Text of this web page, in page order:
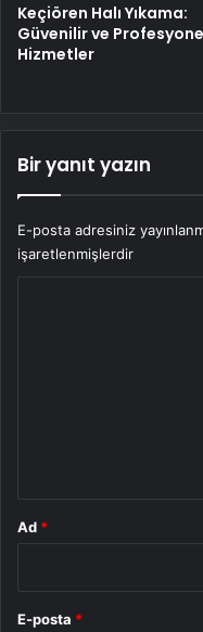
Keçiören Halı Yıkama:
Güvenilir ve
Hizmetler
Bir yanıt yazın
E-posta adresiniz
işaretlenmişlerdir
Ad *
E-posta *